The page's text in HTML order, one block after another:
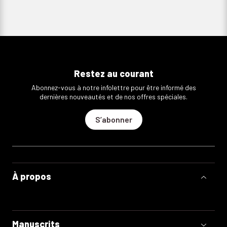
Restez au courant
Abonnez-vous à notre infolettre pour être informé des
dernières nouveautés et de nos offres spéciales.
S’abonner
À propos
Manuscrits